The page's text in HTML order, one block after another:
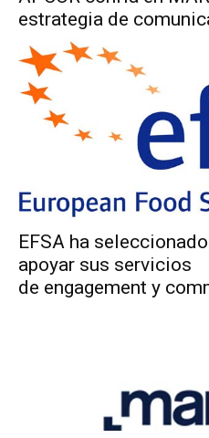
estrategia de
EFSA ha
apoyar sus servicios
de engagement y